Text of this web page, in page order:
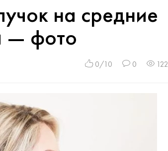
на средние
— фото
0/10 0 122